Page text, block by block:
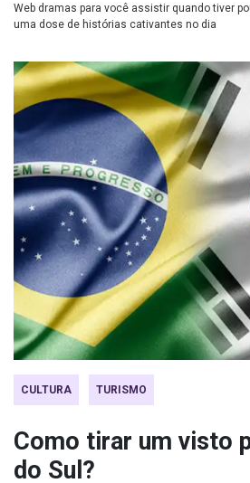
Web dramas para você assistir quando tiver
uma dose de histórias cativantes no dia
CULTURA TURISMO
Como tirar um visto
do Sul?